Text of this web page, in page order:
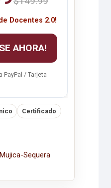
Docentes 2.0!
AHORA!
PayPal / Tarjeta
Certificado
Sequera